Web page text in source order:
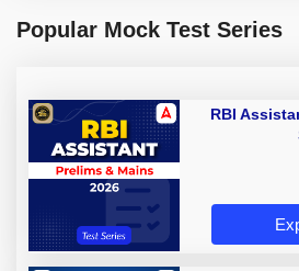
Popular Mock Test Series
RBI